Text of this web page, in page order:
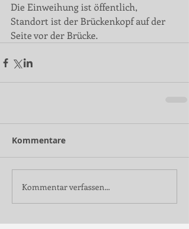
Die Einweihung ist öffentlich,
Standort ist der Brückenkopf auf der
Seite vor der Brücke.
Kommentare
Kommentar verfassen...